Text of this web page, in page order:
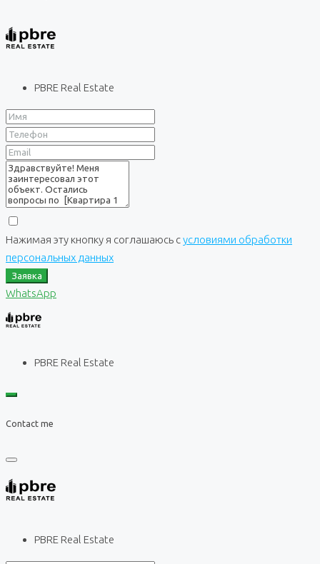
PBRE Real Estate
Нажимая эту кнопку я соглашаюсь сусловиями обработки
персональных данных
Заявка
WhatsApp
PBRE Real Estate
Contact me
PBRE Real Estate